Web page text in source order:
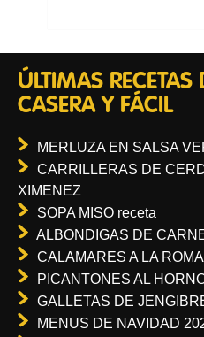
ÚLTIMAS
CASERA Y FÁCIL
MERLUZA EN SALSA
CARRILLERAS DE
XIMENEZ
SOPA MISO receta
ALBONDIGAS DE
CALAMARES A LA
PICANTONES AL
GALLETAS DE
MENUS DE NAVIDAD